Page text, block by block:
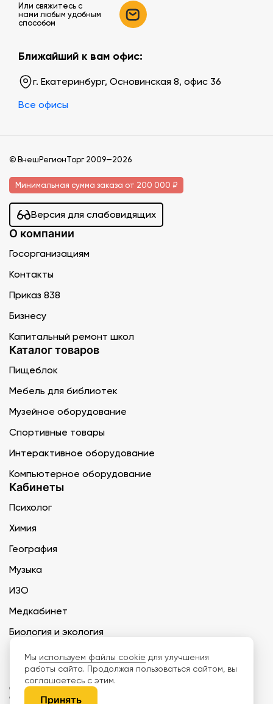
Или свяжитесь c
нами любым удобным
способом
Ближайший к вам офис:
г. Екатеринбург, Основинская 8, офис 36
Все офисы
© ВнешРегионТорг 2009—2026
Минимальная сумма заказа от 200 000 ₽
Версия для слабовидящих
О компании
Госорганизациям
Контакты
Приказ 838
Бизнесу
Капитальный ремонт школ
Каталог товаров
Пищеблок
Мебель для библиотек
Музейное оборудование
Спортивные товары
Интерактивное оборудование
Компьютерное оборудование
Кабинеты
Психолог
Химия
География
Музыка
ИЗО
Медкабинет
Биология и экология
Технология
ООО «Дети наше будущее» ИНН 6671165273 ОГРН 1216600030250 КПП
667101001 БИК 046577674
Мы используем файлы cookie для улучшения
работы сайта. Продолжая пользоваться сайтом, вы
соглашаетесь с этим.
Принять